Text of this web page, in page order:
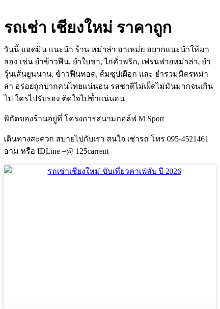
รถเช่า เชียงใหม่ ราคาถูก
วันนี้ แอดมิน แนะนำ ร้าน หม่าล่า อาเหม่ย อยากแนะนำให้มา
ลอง เช่น ยำข้าวฟืน, ยำใบชา, ไก่คั่วพริก, เฟรนฟายหม่าล่า, ยำ
วุ้นเส้นยูนนาน, ข้าวฟืนทอด, ต้มซุปเผือก และ ยำรวมมิตรหม่า
ล่า อร่อยถูกปากคนไทยแน่นอน รสชาติไม่เผ็ดไม่มันมากจนเกิน
ไป ใครไปรับรอง ติดใจไปซ้ำแน่นอน
พิกัดของร้านอยู่ที่ โครงการสนามกอล์ฟ M Sport
เดินทางสะดวก สบายไปกับเรา สนใจ เช่ารถ โทร 095-4521461
อาม หรือ IDLine =@ 125carrent